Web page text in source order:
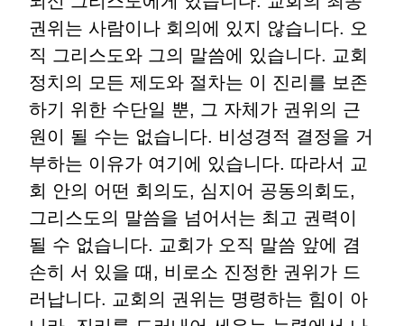
권위는 사람이나 회의에 있지 않습니다. 오
직 그리스도와 그의 말씀에 있습니다. 교회
정치의 모든 제도와 절차는 이 진리를 보존
하기 위한 수단일 뿐, 그 자체가 권위의 근
원이 될 수는 없습니다. 비성경적 결정을 거
부하는 이유가 여기에 있습니다. 따라서 교
회 안의 어떤 회의도, 심지어 공동의회도,
그리스도의 말씀을 넘어서는 최고 권력이
될 수 없습니다. 교회가 오직 말씀 앞에 겸
손히 서 있을 때 , 비로소 진정한 권위가 드
러납니다. 교회의 권위는 명령하는 힘이 아